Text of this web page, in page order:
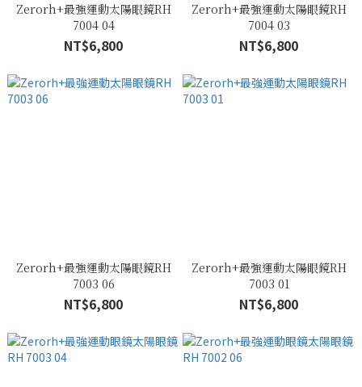
Zerorh+最強運動太陽眼鏡RH
7004 04
NT$6,800
Zerorh+最強運動太陽眼鏡RH
7004 03
NT$6,800
Zerorh+最強運動太陽眼鏡RH
7003 06
NT$6,800
Zerorh+最強運動太陽眼鏡RH
7003 01
NT$6,800